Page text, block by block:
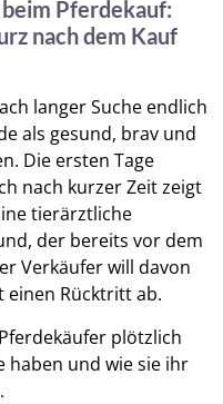
Pferdekauf:
nach dem Kauf
langer Suche endlich
als gesund, brav und
Die ersten Tage
nach kurzer Zeit zeigt
tierärztliche
der bereits vor dem
Verkäufer will davon
einen Rücktritt ab.
plötzlich
haben und wie sie ihr